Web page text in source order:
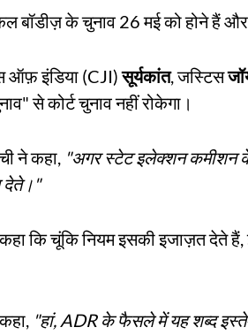
बॉडीज़ के चुनाव 26 मई को होने हैं और
ऑफ़ इंडिया (CJI)सूर्यकांत, जस्टिस
से कोर्ट चुनाव नहीं रोकेगा।
ने कहा, "अगर स्टेट इलेक्शन कमीशन के
देते।"
कि चूंकि नियम इसकी इजाज़त देते
"हां, ADR के फैसले में यह शब्द